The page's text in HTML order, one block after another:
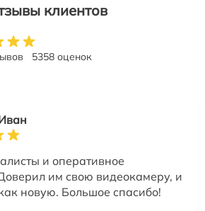
клиентов
5358 оценок
и оперативное
им свою видеокамеру, и
новую. Большое спасибо!